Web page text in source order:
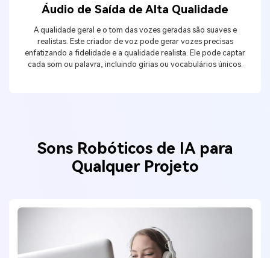
Áudio de Saída de Alta Qualidade
A qualidade geral e o tom das vozes geradas são suaves e
realistas. Este criador de voz pode gerar vozes precisas
enfatizando a fidelidade e a qualidade realista. Ele pode captar
cada som ou palavra, incluindo gírias ou vocabulários únicos.
Sons Robóticos de IA para
Qualquer Projeto